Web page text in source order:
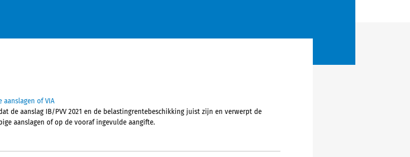
of VIA
de aanslag IB/PVV 2021 en de belastingrentebeschikking juist zijn en verwerpt de
aanslagen of op de vooraf ingevulde aangifte.